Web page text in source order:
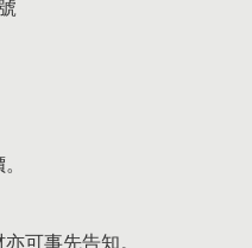
可事先告知。